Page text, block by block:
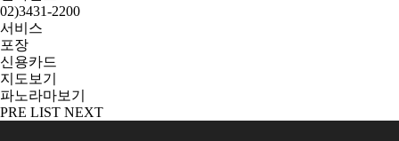
02)3431-2200
서비스
포장
신용카드
지도보기
파노라마보기
PRE LIST NEXT